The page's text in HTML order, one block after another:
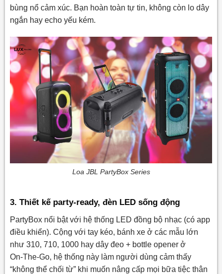
bùng nổ cảm xúc. Bạn hoàn toàn tự tin, không còn lo dây
ngắn hay echo yếu kém.
Loa JBL PartyBox Series
3. Thiết kế party-ready, đèn LED sống động
PartyBox nổi bật với hệ thống LED đồng bộ nhạc (có app
điều khiển). Cộng với tay kéo, bánh xe ở các mẫu lớn
như 310, 710, 1000 hay dây đeo + bottle opener ở
On‑The‑Go, hệ thống này làm người dùng cảm thấy
“không thể chối từ” khi muốn nâng cấp mọi bữa tiệc thân